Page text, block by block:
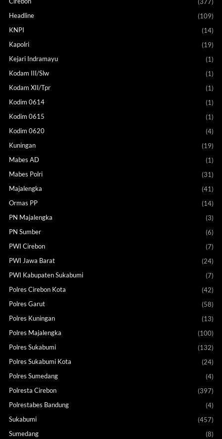
(377)
Headline
(109)
KNPI
(14)
Kapolri
(19)
Kejari Indramayu
(1)
Kodam III/Slw
(1)
Kodam XII/Tpr
(1)
Kodim 0614
(1)
Kodim 0615
(1)
Kodim 0620
(4)
Kuningan
(19)
Mabes AD
(1)
Mabes Polri
(31)
Majalengka
(41)
Ormas PP
(14)
PN Majalengka
(3)
PN Sumber
(6)
PWI Cirebon
(7)
PWI Jawa Barat
(24)
PWI Kabupaten Sukabumi
(7)
Polres Cirebon Kota
(42)
Polres Garut
(58)
Polres Kuningan
(13)
Polres Majalengka
(100)
Polres Sukabumi
(132)
Polres Sukabumi Kota
(24)
Polres Sumedang
(4)
Polresta Cirebon
(397)
Polrestabes Bandung
(4)
Sukabumi
(457)
Sumedang
(8)